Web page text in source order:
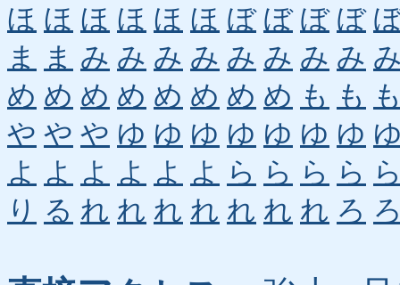
ほ ほ ほ ほ ほ ほ ぼ ぼ ぼ ぼ
ま
ま み み み み み み み み
め め め め め め め め も も
や や や ゆ ゆ ゆ ゆ ゆ ゆ ゆ
よ よ よ よ よ よ ら ら ら ら
り る れ れ れ れ れ れ れ ろ